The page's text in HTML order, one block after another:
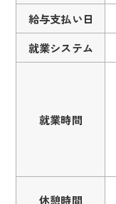
給与支払い日
就業システム
就業時間
休憩時間